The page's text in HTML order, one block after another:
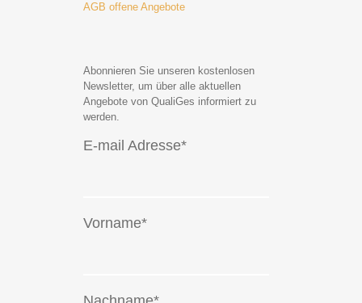
AGB offene Angebote
Abonnieren Sie unseren kostenlosen
Newsletter, um über alle aktuellen
Angebote von QualiGes informiert zu
werden.
E-mail Adresse*
Vorname*